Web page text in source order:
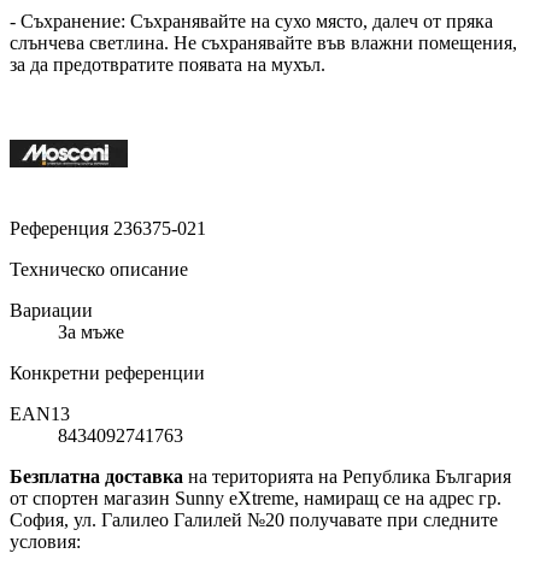
- Съхранение: Съхранявайте на сухо място, далеч от пряка
слънчева светлина. Не съхранявайте във влажни помещения,
за да предотвратите появата на мухъл.
Референция 236375-021
Техническо описание
Вариации
За мъже
Конкретни референции
EAN13
8434092741763
Безплатна доставка на територията на Република България
от спортен магазин Sunny eXtreme, намиращ се на адрес гр.
София, ул. Галилео Галилей №20 получавате при следните
условия: